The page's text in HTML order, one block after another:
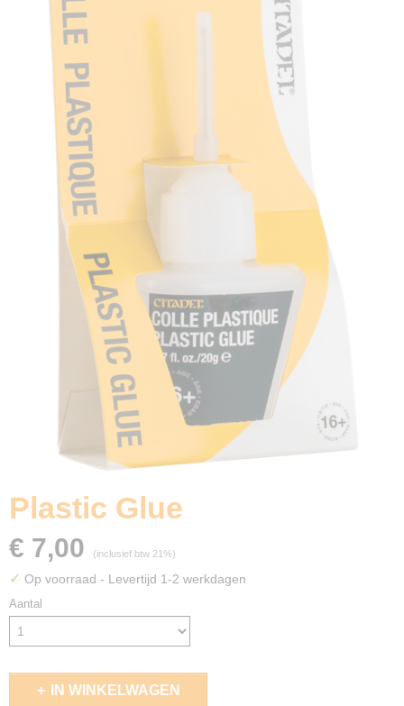
Plastic Glue
€ 7,00 (inclusief btw 21%)
✓ Op voorraad - Levertijd 1-2 werkdagen
Aantal
IN WINKELWAGEN